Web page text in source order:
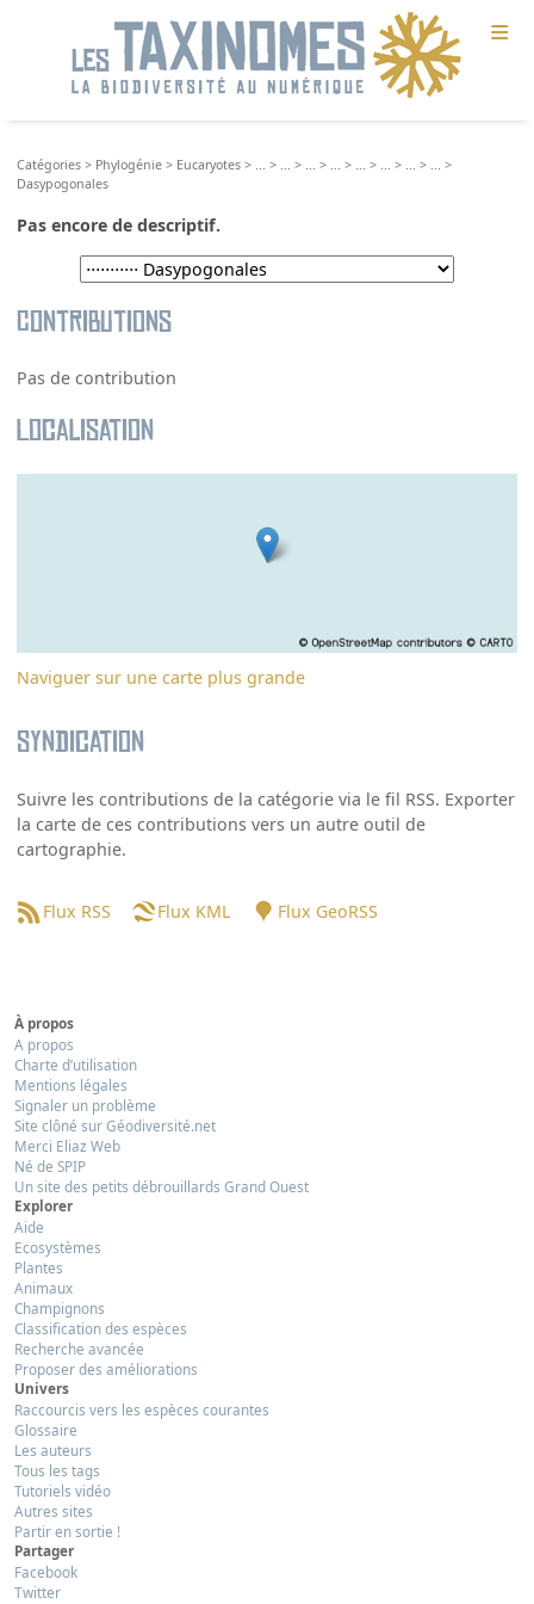
≡
Catégories > Phylogénie > Eucaryotes > > > > > > > >
>
Dasypogonales
Pas encore de descriptif.
Contributions
Pas de contribution
Localisation
Naviguer sur une carte plus grande
Syndication
Suivre les contributions de la catégorie via le fil RSS. Exporter
la carte de ces contributions vers un autre outil de
cartographie.
Flux RSS Flux KML Flux GeoRSS
À propos
A propos
Charte d’utilisation
Mentions légales
Signaler un problème
Site clôné sur Géodiversité.net
Merci Eliaz Web
Né de SPIP
Un site des petits débrouillards Grand Ouest
Explorer
Aide
Ecosystèmes
Plantes
Animaux
Champignons
Classification des espèces
Recherche avancée
Proposer des améliorations
Univers
Raccourcis vers les espèces courantes
Glossaire
Les auteurs
Tous les tags
Tutoriels vidéo
Autres sites
Partir en sortie !
Partager
Facebook
Twitter